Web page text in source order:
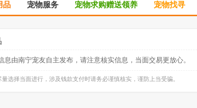
品 宠物服务 宠物求购赠送领养 宠物找寻
由南宁宠友自主发布，请注意核实信息，当面交易更放心。
选择当面进行，涉及钱款支付时请务必谨慎核实，谨防上当受骗。